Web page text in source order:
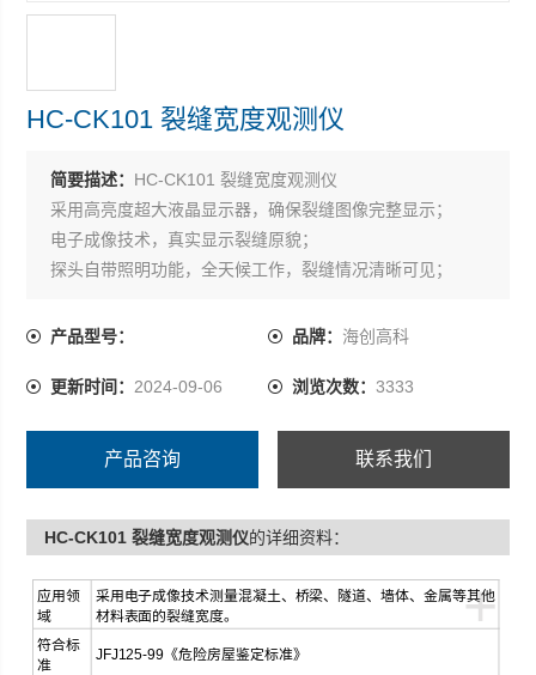
HC-CK101 裂缝宽度观测仪
简要描述： HC-CK101 裂缝宽度观测仪
采用高亮度超大液晶显示器，确保裂缝图像完整显示；
电子成像技术，真实显示裂缝原貌；
探头自带照明功能，全天候工作，裂缝情况清晰可见；
产品型号：
品牌： 海创高科
更新时间： 2024-09-06 浏览次数： 3333
产品咨询 联系我们
HC-CK101 裂缝宽度观测仪的详细资料：
+
应用领
域
采用电子成像技术测量混凝土、桥梁、隧道、墙体、金属等其他
材料表面的裂缝宽度。
符合标
准
JFJ125-99《危险房屋鉴定标准》